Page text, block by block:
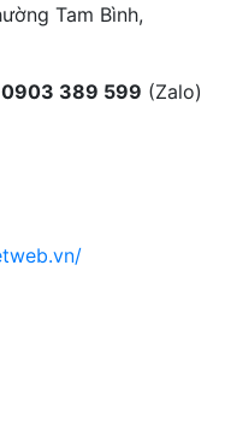
Tam Bình,
0903 389 599 (Zalo)